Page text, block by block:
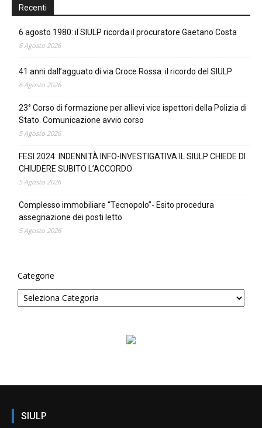
Recenti
6 agosto 1980: il SIULP ricorda il procuratore Gaetano Costa
6 Agosto 2026
41 anni dall’agguato di via Croce Rossa: il ricordo del SIULP
6 Agosto 2026
23° Corso di formazione per allievi vice ispettori della Polizia di
Stato. Comunicazione avvio corso
5 Agosto 2026
FESI 2024: INDENNITÀ INFO-INVESTIGATIVA IL SIULP CHIEDE DI
CHIUDERE SUBITO L’ACCORDO
5 Agosto 2026
Complesso immobiliare “Tecnopolo”- Esito procedura
assegnazione dei posti letto
5 Agosto 2026
Categorie
SIULP